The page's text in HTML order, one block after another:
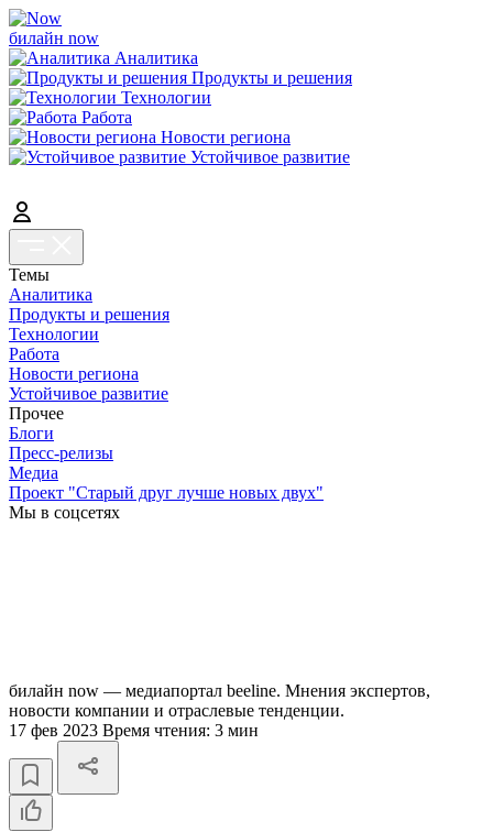
билайн now
Аналитика
Продукты и решения
Технологии
Работа
Новости региона
Устойчивое развитие
Темы
Аналитика
Продукты и решения
Технологии
Работа
Новости региона
Устойчивое развитие
Прочее
Блоги
Пресс-релизы
Медиа
Проект "Старый друг лучше новых двух"
Мы в соцсетях
билайн now — медиапортал beeline. Мнения экспертов,
новости компании и отраслевые тенденции.
17 фев 2023 Время чтения: 3 мин